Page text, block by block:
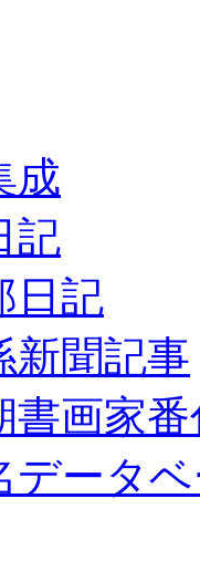
成
記
日記
新聞記事
書画家
データ